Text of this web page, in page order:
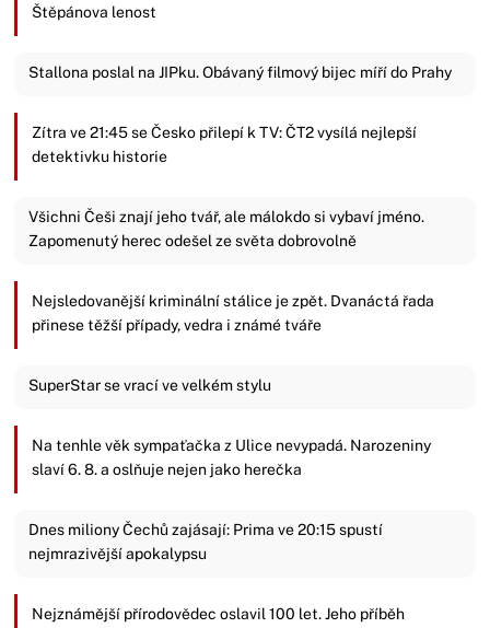
Štěpánova lenost
Stallona poslal na JIPku. Obávaný filmový bijec míří do Prahy
Zítra ve 21:45 se Česko přilepí k TV: ČT2 vysílá nejlepší
detektivku historie
Všichni Češi znají jeho tvář, ale málokdo si vybaví jméno.
Zapomenutý herec odešel ze světa dobrovolně
Nejsledovanější kriminální stálice je zpět. Dvanáctá řada
přinese těžší případy, vedra i známé tváře
SuperStar se vrací ve velkém stylu
Na tenhle věk sympaťačka z Ulice nevypadá. Narozeniny
slaví 6. 8. a oslňuje nejen jako herečka
Dnes miliony Čechů zajásají: Prima ve 20:15 spustí
nejmrazivější apokalypsu
Nejznámější přírodovědec oslavil 100 let. Jeho příběh